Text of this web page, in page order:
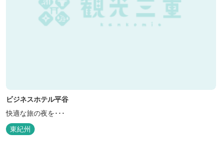
ビジネスホテル平谷
快適な旅の夜を･･･
東紀州